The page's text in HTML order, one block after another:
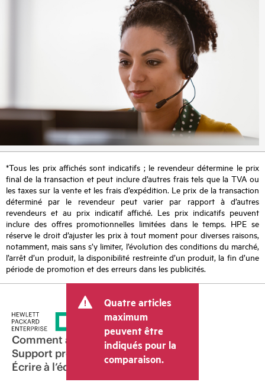
*Tous les prix affichés sont indicatifs ; le revendeur détermine le prix
final de la transaction et peut inclure d’autres frais tels que la TVA ou
les taxes sur la vente et les frais d’expédition. Le prix de la transaction
déterminé par le revendeur peut varier par rapport à d’autres
revendeurs et au prix indicatif affiché. Les prix indicatifs peuvent
inclure des offres promotionnelles limitées dans le temps. HPE se
réserve le droit d’ajuster les prix à tout moment pour diverses raisons,
notamment, mais sans s’y limiter, l’évolution des conditions du marché,
l’arrêt d’un produit, la disponibilité restreinte d’un produit, la fin d’une
période de promotion et des erreurs dans les publicités.
Quatre articles
maximum
peuvent être
indiqués pour la
comparaison.
Comment acheter
Support produit
Écrire à l’équipe commerciale